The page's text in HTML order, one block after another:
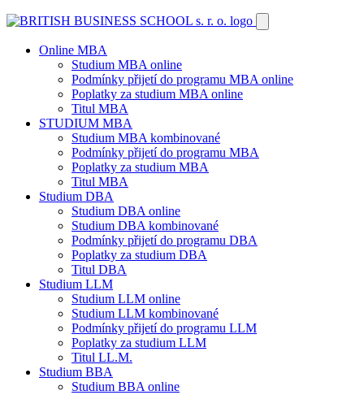
Online MBA
Studium MBA online
Podmínky přijetí do programu MBA online
Poplatky za studium MBA online
Titul MBA
STUDIUM MBA
Studium MBA kombinované
Podmínky přijetí do programu MBA
Poplatky za studium MBA
Titul MBA
Studium DBA
Studium DBA online
Studium DBA kombinované
Podmínky přijetí do programu DBA
Poplatky za studium DBA
Titul DBA
Studium LLM
Studium LLM online
Studium LLM kombinované
Podmínky přijetí do programu LLM
Poplatky za studium LLM
Titul LL.M.
Studium BBA
Studium BBA online